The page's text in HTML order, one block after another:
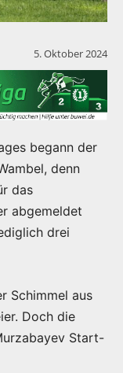
5. Oktober 2024
begann der
denn
das
abgemeldet
drei
Schimmel aus
Doch die
Start-